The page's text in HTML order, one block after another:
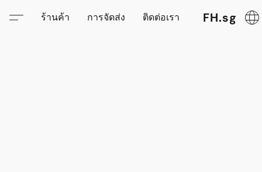
FH.sg
ร้านค้า การจัดส่ง ติดต่อเรา